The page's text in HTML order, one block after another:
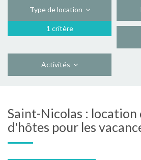
Type de location
1 critère
Activités
Saint-Nicolas : location
d'hôtes pour les